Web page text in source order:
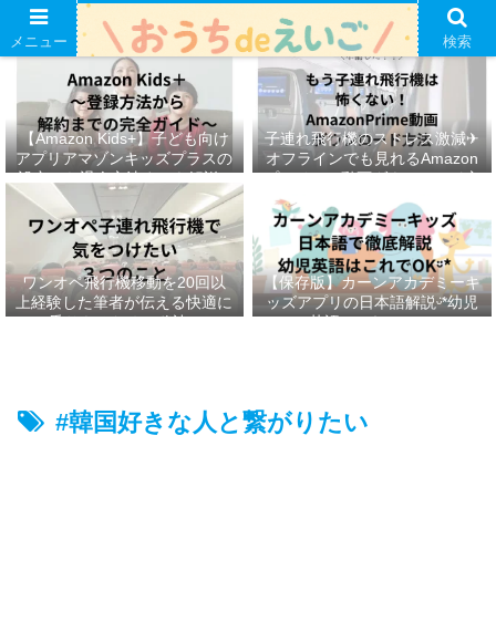
【Amazon Kids+】子ども向け
アプリアマゾンキッズプラスの
設定から退会方法までを解説ᵕ̈*
子連れ飛行機のストレス激減✈︎
オフラインでも見れるAmazon
プライムの動画ダウンロード方
ワンオペ飛行機移動を20回以
上経験した筆者が伝える快適に
乗りきるための秘訣ᵕ̈*
【保存版】カーンアカデミーキ
ッズアプリの日本語解説ᵕ̈*幼児
英語はこれでOKᵕ̈*
#韓国好きな人と繋がりたい
メニュー 検索